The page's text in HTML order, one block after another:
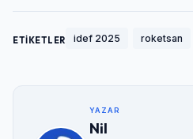
ETİKETLER idef 2025 roketsan
YAZAR
Nil